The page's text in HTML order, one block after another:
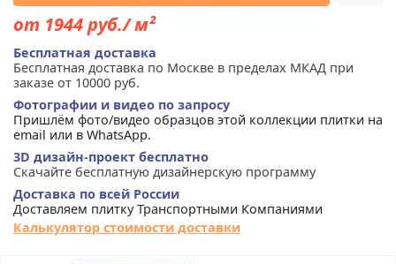
от 1944 руб./ м²
Бесплатная доставка
Бесплатная доставка по Москве в пределах МКАД при
заказе от 10000 руб.
Фотографии и видео по запросу
Пришлём фото/видео образцов этой коллекции плитки на
email или в WhatsApp.
3D дизайн-проект бесплатно
Скачайте бесплатную дизайнерскую программу
Доставка по всей России
Доставляем плитку Транспортными Компаниями
Калькулятор стоимости доставки